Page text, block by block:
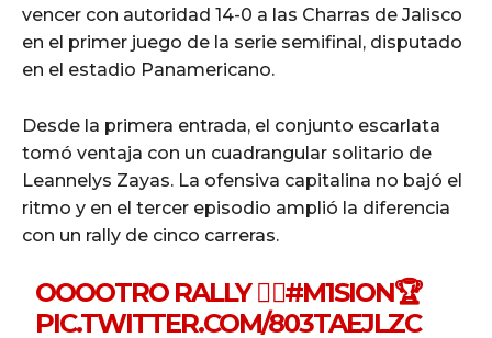
vencer con autoridad 14-0 a las Charras de Jalisco
en el primer juego de la serie semifinal, disputado
en el estadio Panamericano.
Desde la primera entrada, el conjunto escarlata
tomó ventaja con un cuadrangular solitario de
Leannelys Zayas. La ofensiva capitalina no bajó el
ritmo y en el tercer episodio amplió la diferencia
con un rally de cinco carreras.
OOOOTRO RALLY ❤️‍🔥#M1SION🏆
PIC.TWITTER.COM/803TAEJLZC